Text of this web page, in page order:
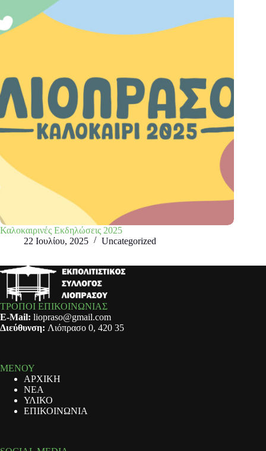
Καλοκαιρινές Εκδηλώσεις 2025
22 Ιουλίου, 2025
Uncategorized
ΤΡΟΠΟΙ ΕΠΙΚΟΙΝΩΝΙΑΣ
E-Mail: liopraso@gmail.com
Διεύθυνση: Λιόπρασο 0, 420 35
ΜΕΝΟΥ
ΑΡΧΙΚΗ
ΝΕΑ
ΥΛΙΚΟ
ΕΠΙΚΟΙΝΩΝΙΑ